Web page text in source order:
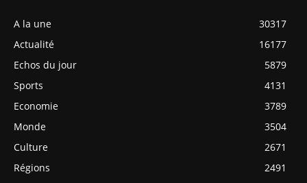
A la une
30317
Actualité
16177
Echos du jour
5879
Sports
4131
Economie
3789
Monde
3504
Culture
2671
Régions
2491